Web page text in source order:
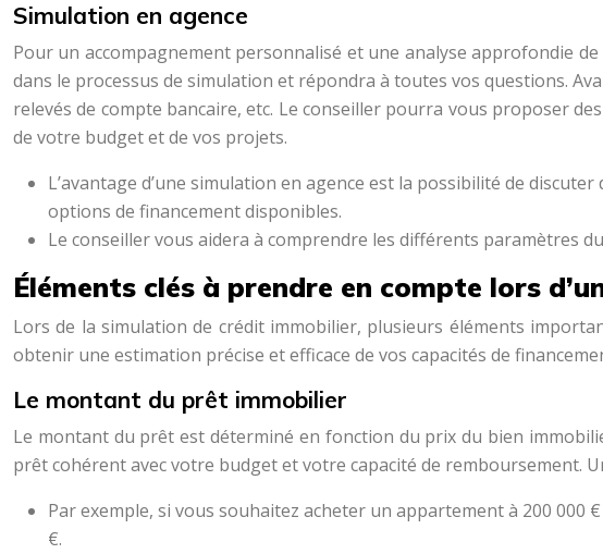
Simulation en agence
Pour un accompagnement personnalisé et une analyse approfondie
dans le processus de simulation et répondra à toutes vos questions.
relevés de compte bancaire, etc. Le conseiller pourra vous proposer
de votre budget et de vos projets.
L’avantage d’une simulation en agence est la possibilité de
options de financement disponibles.
Le conseiller vous aidera à comprendre les différents paramètres
Éléments clés à prendre en compte lors
Lors de la simulation de crédit immobilier, plusieurs éléments
obtenir une estimation précise et efficace de vos capacités de
Le montant du prêt immobilier
Le montant du prêt est déterminé en fonction du prix du bien
prêt cohérent avec votre budget et votre capacité de remboursement.
Par exemple, si vous souhaitez acheter un appartement à 200 000
€.